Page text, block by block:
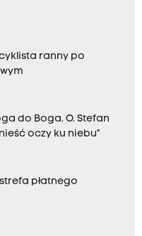
ranny po
do Boga. O. Stefan
oczy ku niebu”
płatnego